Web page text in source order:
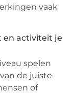
vaak
en activiteit je
spelen
de juiste
of